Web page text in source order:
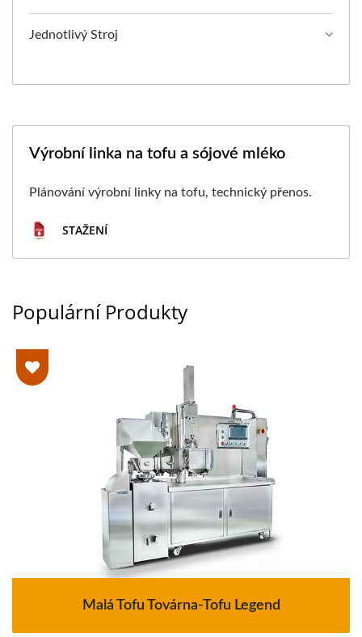
Jednotlivý Stroj
Výrobní linka na tofu a sójové mléko
Plánování výrobní linky na tofu, technický přenos.
STAŽENÍ
Populární Produkty
Malá Tofu Továrna-Tofu Legend